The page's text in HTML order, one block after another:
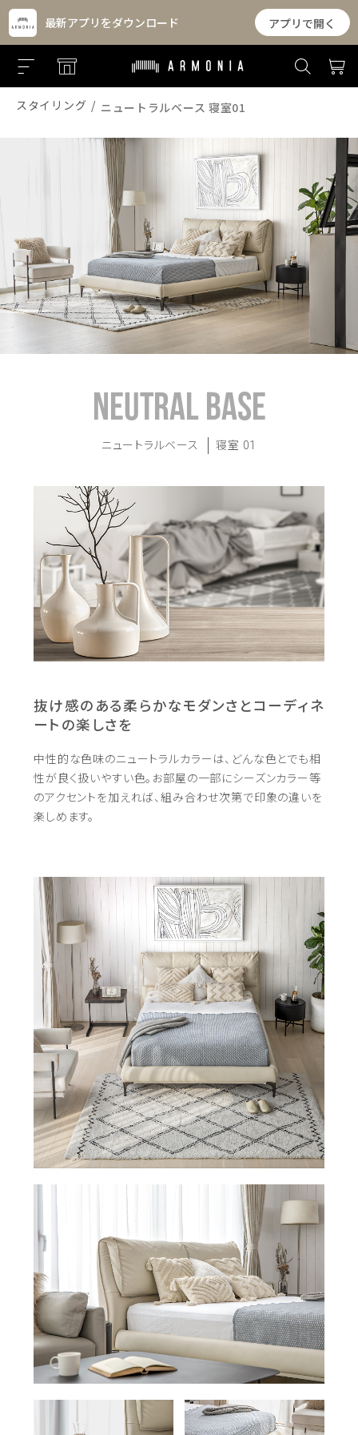
最新アプリをダウンロード アプリで開く
スタイリング ニュートラルベース 寝室01
NEUTRAL BASE
ニュートラルベース 寝室 01
抜け感のある柔らかなモダンさと コーディネ
ートの楽しさを
中性的な色味のニュートラルカラーは、 どんな色とでも相
性が良く扱いやすい色。 お部屋の一部にシーズンカラー等
のアクセントを加えれば、組み合わせ次第で印象の違いを
楽しめます。